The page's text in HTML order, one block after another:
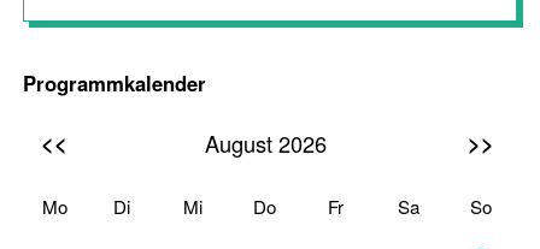
Programmkalender
<< August 2026 >>
Mo Di Mi Do Fr Sa So